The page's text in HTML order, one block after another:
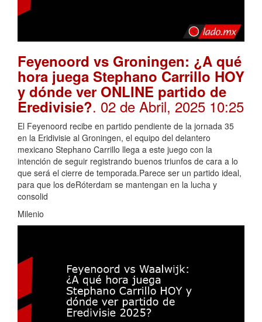
Feyenoord vs Groningen: ¿A qué
hora juega Stephano Carrillo HOY
y dónde ver ONLINE partido de
Eredivisie?. 02 de Abril, 2025 10:25
El Feyenoord recibe en partido pendiente de la jornada 35
en la Eridivisie al Groningen, el equipo del delantero
mexicano Stephano Carrillo llega a este juego con la
intención de seguir registrando buenos triunfos de cara a lo
que será el cierre de temporada.Parece ser un partido ideal,
para que los deRóterdam se mantengan en la lucha y
consolid
Milenio